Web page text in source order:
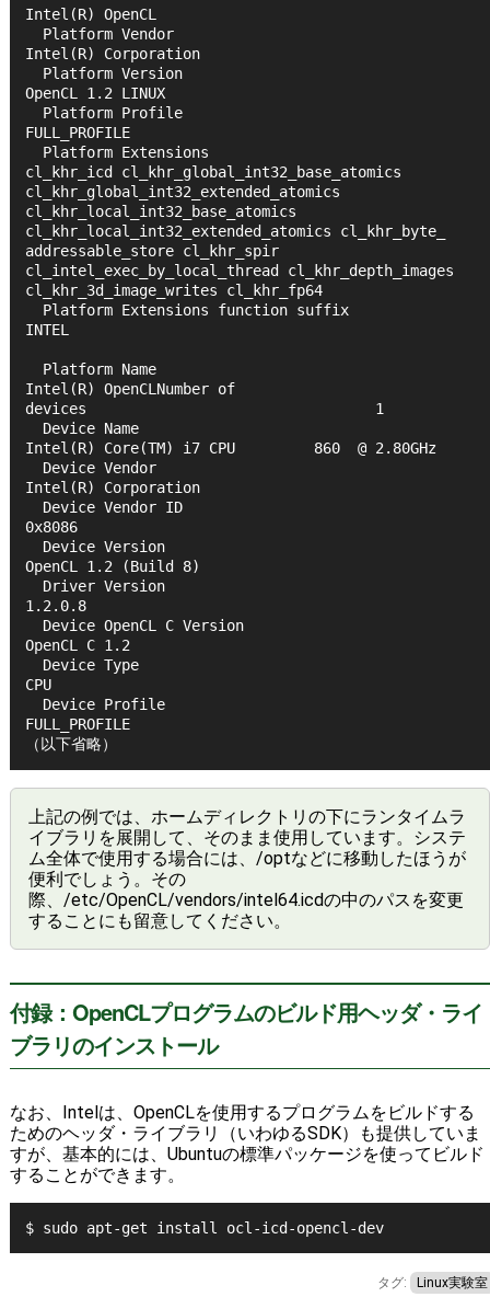
Intel(R) OpenCL
Platform Vendor
Intel(R) Corporation
Platform Version
OpenCL 1.2 LINUX
Platform Profile
FULL_PROFILE
Platform Extensions
cl_khr_icd cl_khr_global_int32_base_atomics
cl_khr_global_int32_extended_atomics
cl_khr_local_int32_base_atomics
cl_khr_local_int32_extended_atomics cl_khr_byte_
addressable_store cl_khr_spir
cl_intel_exec_by_local_thread cl_khr_depth_images
cl_khr_3d_image_writes cl_khr_fp64
Platform Extensions function suffix
INTEL
Platform Name
Intel(R) OpenCLNumber of
devices                                 1
Device Name
Intel(R) Core(TM) i7 CPU         860  @ 2.80GHz
Device Vendor
Intel(R) Corporation
Device Vendor ID
0x8086
Device Version
OpenCL 1.2 (Build 8)
Driver Version
1.2.0.8
Device OpenCL C Version
OpenCL C 1.2
Device Type
CPU
Device Profile
FULL_PROFILE
（以下省略）
上記の例では、ホームディレクトリの下にランタイムラ
イブラリを展開して、そのまま使用しています。システ
ム全体で使用する場合には、/optなどに移動したほうが
便利でしょう。その
際、/etc/OpenCL/vendors/intel64.icdの中のパスを変更
することにも留意してください。
付録：OpenCLプログラムのビルド用ヘッダ・ライ
ブラリのインストール
なお、Intelは、OpenCLを使用するプログラムをビルドする
ためのヘッダ・ライブラリ（いわゆるSDK）も提供していま
すが、基本的には、Ubuntuの標準パッケージを使ってビルド
することができます。
$ sudo apt-get install ocl-icd-opencl-dev
タグ: Linux実験室